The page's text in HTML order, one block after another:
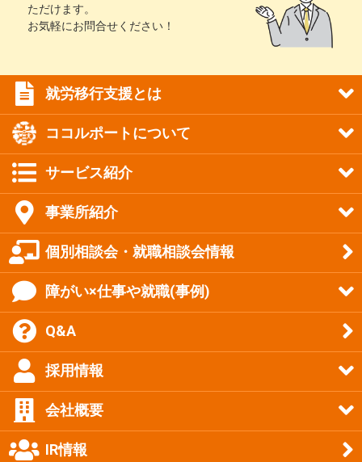
ただけます。
お気軽にお問合せください！
就労移行支援とは
ココルポートについて
サービス紹介
事業所紹介
個別相談会・就職相談会情報
障がい×仕事や就職(事例)
Q&A
採用情報
会社概要
IR情報